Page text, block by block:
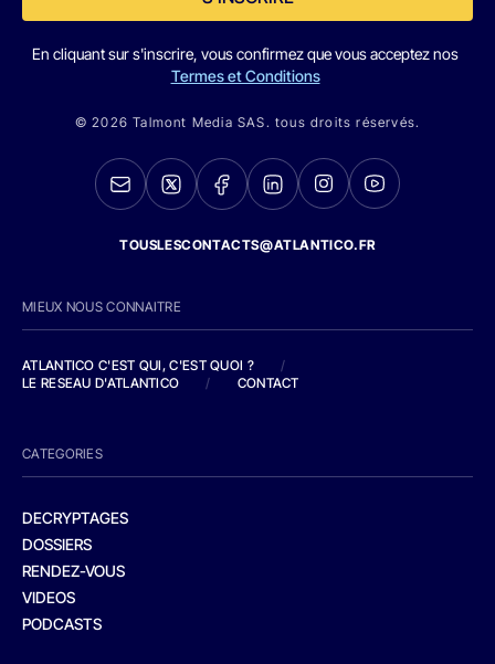
En cliquant sur s'inscrire, vous confirmez que vous acceptez nos
Termes et Conditions
© 2026 Talmont Media SAS. tous droits réservés.
TOUSLESCONTACTS@ATLANTICO.FR
MIEUX NOUS CONNAITRE
ATLANTICO C'EST QUI, C'EST QUOI ?
/
LE RESEAU D'ATLANTICO
/ CONTACT
CATEGORIES
DECRYPTAGES
DOSSIERS
RENDEZ-VOUS
VIDEOS
PODCASTS